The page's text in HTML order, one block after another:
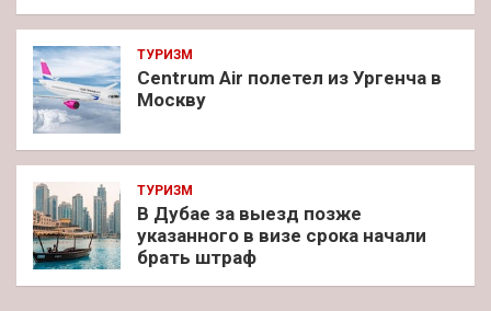
ТУРИЗМ
Centrum Air полетел из Ургенча в
Москву
ТУРИЗМ
В Дубае за выезд позже
указанного в визе срока начали
брать штраф